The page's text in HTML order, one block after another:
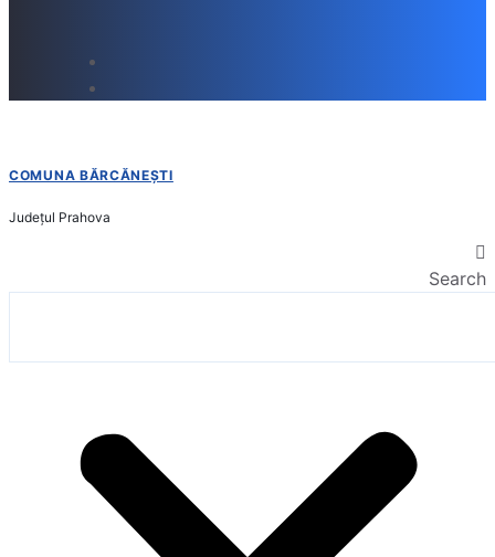
COMUNA BĂRCĂNEȘTI
Județul Prahova
Search